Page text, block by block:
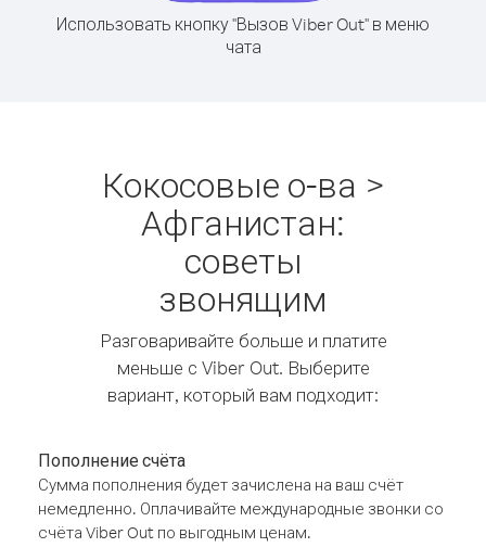
Использовать кнопку "Вызов Viber Out" в меню
чата
Кокосовые о-ва >
Афганистан:
советы
звонящим
Разговаривайте больше и платите
меньше с Viber Out. Выберите
вариант, который вам подходит:
Пополнение счёта
Сумма пополнения будет зачислена на ваш счёт
немедленно. Оплачивайте международные звонки со
счёта Viber Out по выгодным ценам.